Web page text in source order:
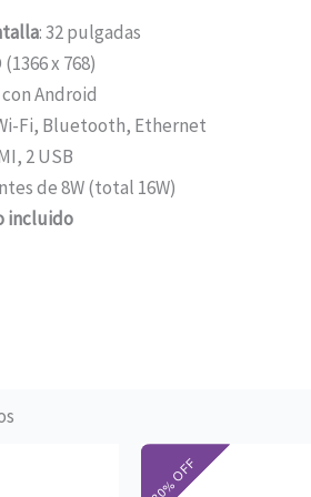
: 32 pulgadas
(1366 x 768)
Android
Fi, Bluetooth, Ethernet
2 USB
de 8W (total 16W)
incluido